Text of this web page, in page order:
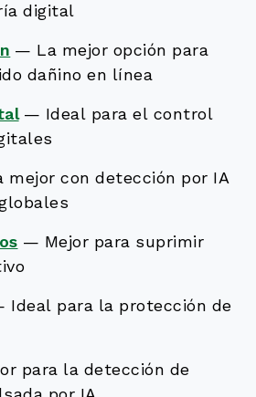
digital
— La mejor opción para
dañino en línea
— Ideal para el control
mejor con detección por IA
— Mejor para suprimir
Ideal para la protección de
para la detección de